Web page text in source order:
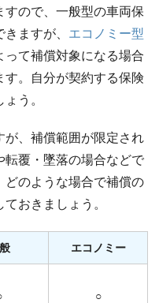
すので、一般型の車両保
ますが、 エコノミー型
って補償対象になる場合
す。自分が契約する保険
う。
が、補償範囲が限定され
転覆・墜落の場合などで
どのような場合で補償の
おきましょう。
エコノミー
○